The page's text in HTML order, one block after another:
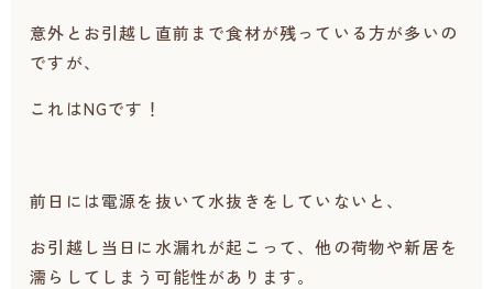
意外とお引越し直前まで食材が残っている方が多いの
ですが、
これはNGです！
前日には電源を抜いて水抜きをしていないと、
お引越し当日に水漏れが起こって、他の荷物や新居を
濡らしてしまう可能性があります。